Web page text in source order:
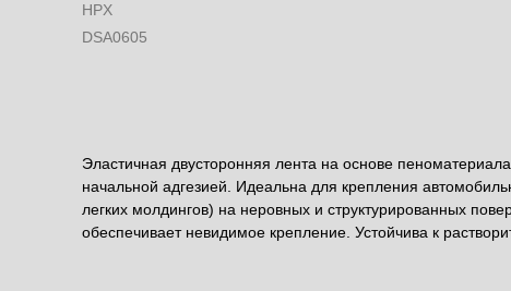
HPX
DSA0605
Эластичная двусторонняя лента на основе
начальной адгезией. Идеальна для крепления
легких молдингов) на неровных и структурированных
обеспечивает невидимое крепление. Устойчива к